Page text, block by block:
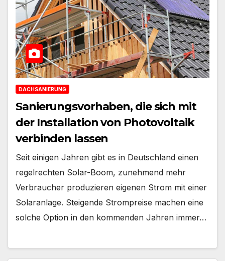
DACHSANIERUNG
Sanierungsvorhaben, die sich mit
der Installation von Photovoltaik
verbinden lassen
Seit einigen Jahren gibt es in Deutschland einen
regelrechten Solar-Boom, zunehmend mehr
Verbraucher produzieren eigenen Strom mit einer
Solaranlage. Steigende Strompreise machen eine
solche Option in den kommenden Jahren immer…